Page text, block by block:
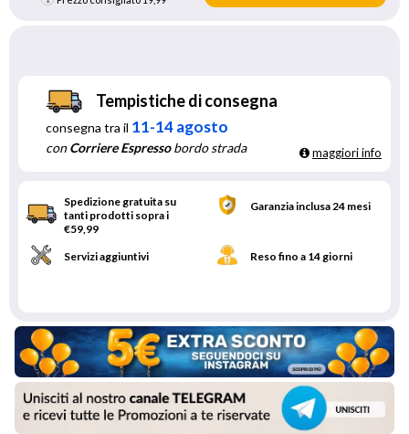
Tempistiche di consegna
consegna tra il 11-14 agosto
conCorriere Espressobordo strada maggiori info
Spedizione gratuita su
tanti prodotti sopra i
€59,99
Garanzia inclusa 24 mesi
Servizi aggiuntivi Reso fino a 14 giorni